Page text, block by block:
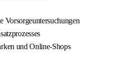
Vorsorgeuntersuchungen
und Online-Shops